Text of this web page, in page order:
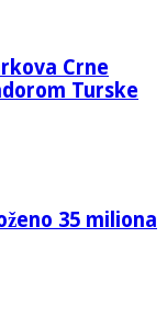
Crne
Turske
35 miliona